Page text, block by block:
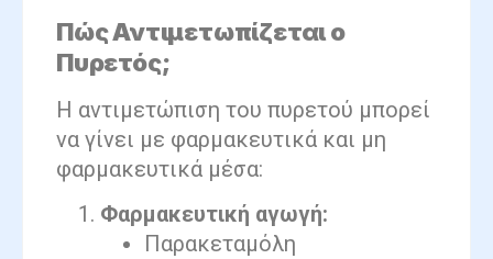
Πώς Αντιμετωπίζεται ο
Πυρετός;
Η αντιμετώπιση του πυρετού μπορεί
να γίνει με φαρμακευτικά και μη
φαρμακευτικά μέσα:
Φαρμακευτική αγωγή:
Παρακεταμόλη